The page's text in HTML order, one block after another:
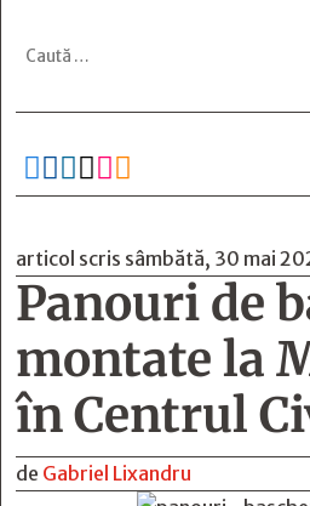
     
articol scris sâmbătă, 30 mai
Panouri de
montate la
în Centrul
de Gabriel Lixandru